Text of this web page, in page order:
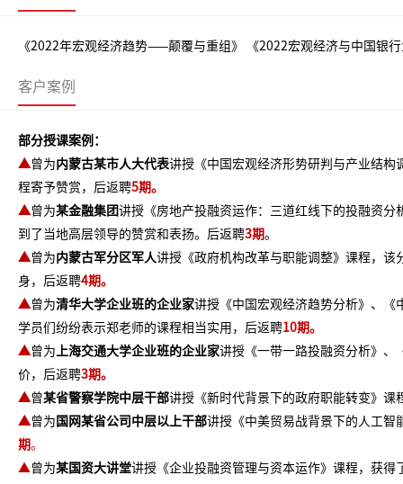
《2022年宏观经济趋势——颠覆与重组》 《2022宏观经济与中国银
客户案例
部分授课案例：
▲曾为内蒙古某市人大代表讲授《中国宏观经济形势研判与产业结
程寄予赞赏，后返聘5期。
▲曾为某金融集团讲授《房地产投融资运作：三道红线下的投融资
到了当地高层领导的赞赏和表扬。后返聘3期。
▲曾为内蒙古军分区军人讲授《政府机构改革与职能调整》课程，
身，后返聘4期。
▲曾为清华大学企业班的企业家讲授《中国宏观经济趋势分析》、《
学员们纷纷表示郑老师的课程相当实用，后返聘10期。
▲曾为 上海交通大学企业班的企业家讲授《一带一路投融资分析》、
价，后返聘3期。
▲曾某省警察学院中层干部讲授《新时代背景下的政府职能转变》
▲曾为 国网某省公司中层以上干部讲授《中美贸易战背景下的人工智
期。
▲曾为某国资大讲堂讲授《企业投融资管理与资本运作》课程，获